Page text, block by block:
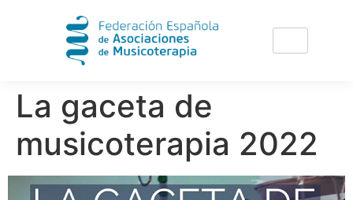
La gaceta de
musicoterapia 2022